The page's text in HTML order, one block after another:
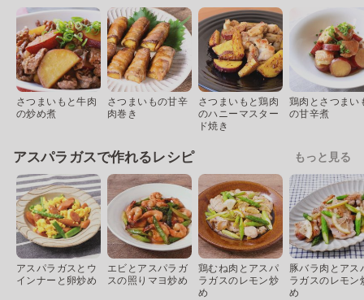
さつまいもと牛肉
の炒め煮
さつまいもの甘辛
肉巻き
さつまいもと鶏肉
のハニーマスター
ド焼き
鶏肉とさつまい
の甘辛煮
アスパラガスで作れるレシピ もっと見る
アスパラガスとウ
インナーと卵炒め
エビとアスパラガ
スの照りマヨ炒め
鶏むね肉とアスパ
ラガスのレモン炒
め
豚バラ肉とアス
ラガスのレモン
め